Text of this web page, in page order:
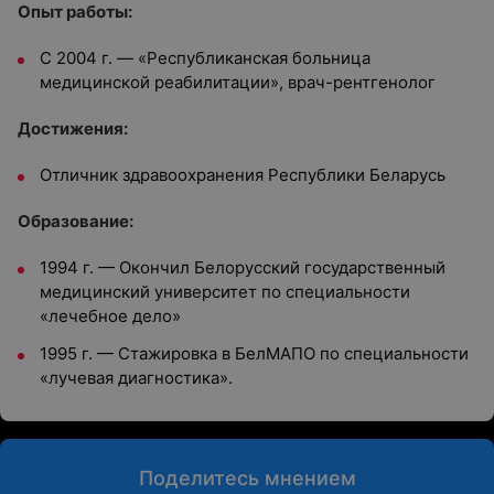
Опыт работы:
С 2004 г. — «Республиканская больница
медицинской реабилитации», врач-рентгенолог
Достижения:
Отличник здравоохранения Республики Беларусь
Oбразование:
1994 г. — Окончил Белорусский государственный
медицинский университет по специальности
«лечебное дело»
1995 г. — Стажировка в БелМАПО по специальности
«лучевая диагностика».
Поделитесь мнением